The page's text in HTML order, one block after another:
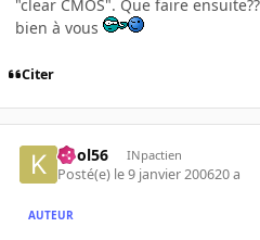
"clear CMOS". Que faire
bien à vous
Citer
kool56 INpactien
Posté(e) le 9 janvier 200620 a
AUTEUR